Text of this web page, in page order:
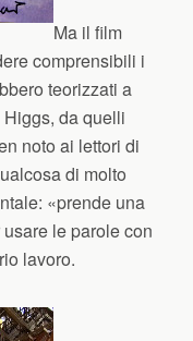
Ma il film
comprensibili i
teorizzati a
da quelli
noto ai lettori di
di molto
«prende una
le parole con
lavoro.